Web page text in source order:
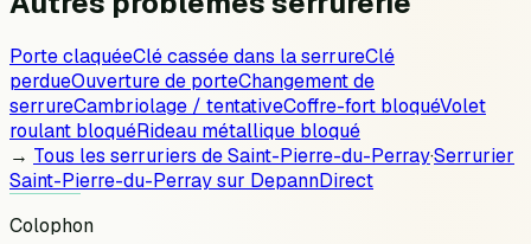
Porte claquéeClé cassée dans la serrureClé
perdueOuverture de porteChangement de
serrureCambriolage / tentativeCoffre-fort bloquéVolet
roulant bloquéRideau métallique bloqué
→ Tous les serruriers deSaint-Pierre-du-Perray·Serrurier
Saint-Pierre-du-Perraysur DepannDirect
Colophon